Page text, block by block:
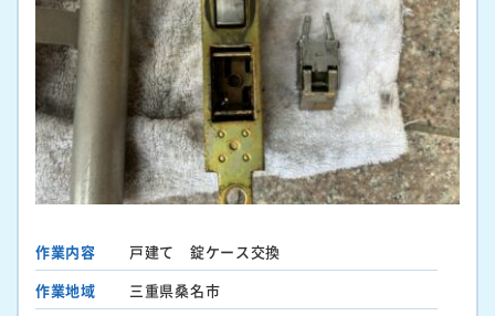
作業内容
戸建て 錠ケース交換
作業地域
三重県桑名市